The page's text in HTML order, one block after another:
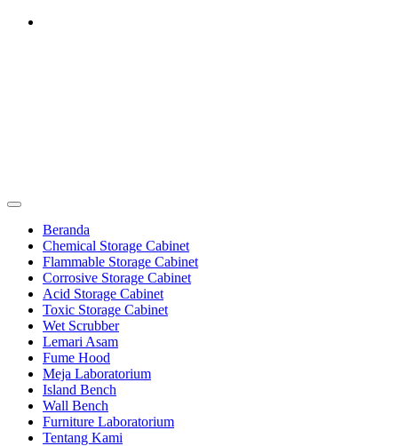
Skip
Beranda
Chemical Storage Cabinet
Flammable Storage Cabinet
Corrosive Storage Cabinet
Acid Storage Cabinet
Toxic Storage Cabinet
Wet Scrubber
Lemari Asam
Fume Hood
Meja Laboratorium
Island Bench
Wall Bench
Furniture Laboratorium
Tentang Kami